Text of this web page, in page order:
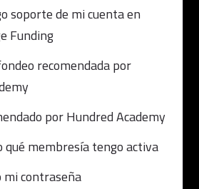
soporte de mi cuenta en
Funding
recomendada por
por Hundred Academy
qué membresía tengo activa
mi contraseña